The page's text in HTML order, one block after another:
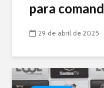
para
29 de abril de 2025